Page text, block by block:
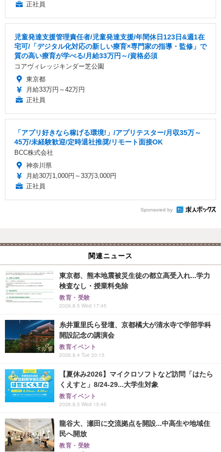
正社員
児童発達支援管理責任者/児童発達⽀援/年間休日123日&週1在
宅可/「デジタル化対応の新しい療育×専門家の指導・監修」で
質の高い療育が学べる/月給33万円～/資格必須
コアヴィレッジキンダー芝公園
東京都
月給33万円～42万円
正社員
「アプリ好きなら稼げる環境!」/アプリテスター/月収35万～
45万/未経験歓迎/定時退社推奨/リモート面接OK
BCC株式会社
神奈川県
月給30万1,000円～33万3,000円
正社員
Sponsored by
関連ニュース
東京都、熊本地震被災生徒の都立高受入れ...学力
検査なし・授業料免除
教育・受験
2026.8.5 Wed 17:45
糸井重里氏ら登壇、京都橘大が清水寺で学部学科
開設記念の講演会
教育イベント
2026.8.4 Tue 20:15
【夏休み2026】マイクロソフトなど訪問「はたら
くえすと」8/24-29...大学生対象
教育イベント
2026.8.5 Wed 15:45
龍谷大、瀬田に交流拠点を開設...中高生や地域住
民へ開放
教育・受験